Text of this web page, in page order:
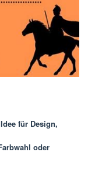
für Design,
oder